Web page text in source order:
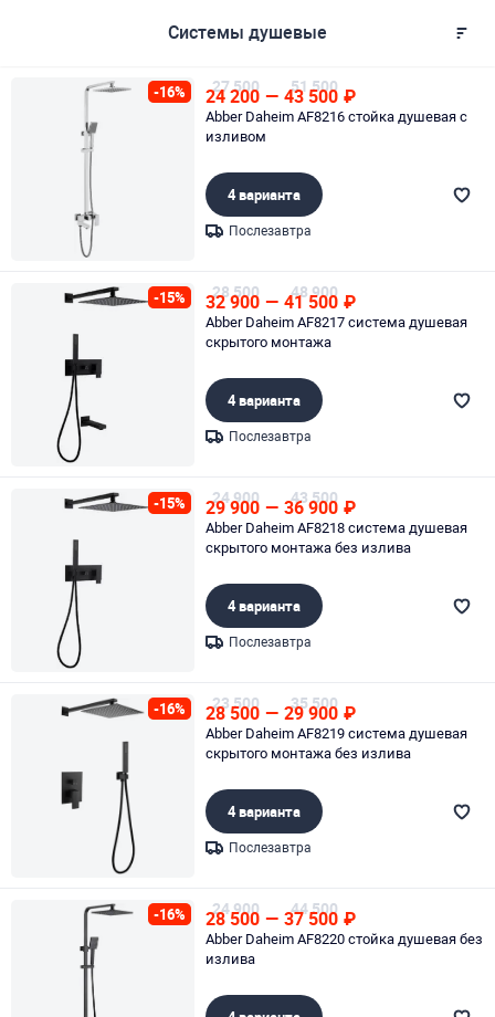
Системы душевые
-16% 27 500
24 200 — 51 500
43 500 ₽
Abber Daheim AF8216 стойка душевая с
изливом
4 варианта
Послезавтра
-15% 28 500
32 900 — 48 900
41 500 ₽
Abber Daheim AF8217 система душевая
скрытого монтажа
4 варианта
Послезавтра
-15% 24 900
29 900 — 43 500
36 900 ₽
Abber Daheim AF8218 система душевая
скрытого монтажа без излива
4 варианта
Послезавтра
-16% 23 500
28 500 — 35 500
29 900 ₽
Abber Daheim AF8219 система душевая
скрытого монтажа без излива
4 варианта
Послезавтра
-16% 24 900
28 500 — 44 500
37 500 ₽
Abber Daheim AF8220 стойка душевая без
излива